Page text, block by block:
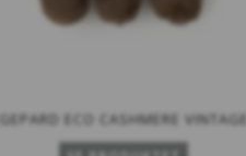
GEPARD ECO CASHMERE VINTAGE